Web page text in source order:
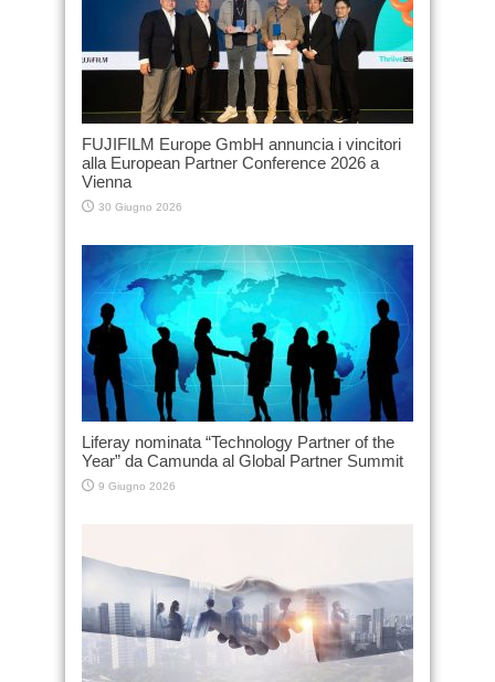
FUJIFILM Europe GmbH annuncia i vincitori
alla European Partner Conference 2026 a
Vienna
30 Giugno 2026
Liferay nominata “Technology Partner of the
Year” da Camunda al Global Partner Summit
9 Giugno 2026